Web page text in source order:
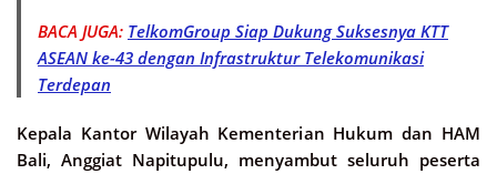
BACA JUGA: TelkomGroup Siap Dukung Suksesnya KTT
ASEAN ke-43 dengan Infrastruktur Telekomunikasi
Terdepan
Kepala Kantor Wilayah Kementerian Hukum dan HAM
Bali, Anggiat Napitupulu, menyambut seluruh peserta